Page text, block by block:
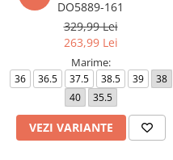
DO5889-161
329,99 Lei
263,99 Lei
Marime:
36 36.5 37.5 38.5 39
38
40
35.5
VEZI VARIANTE